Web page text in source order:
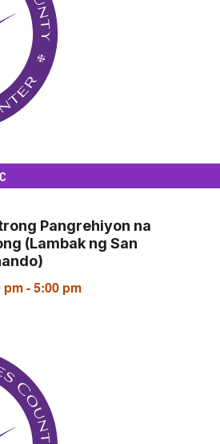
Pangrehiyon na
(Lambak ng San
pm-5:00 pm